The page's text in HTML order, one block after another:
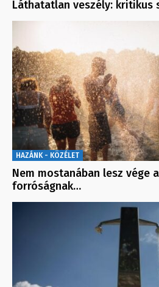
Láthatatlan veszély:
HAZÁNK - KÖZÉLET
Nem mostanában lesz vége
forróságnak…